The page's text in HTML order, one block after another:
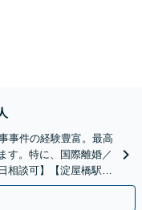
事件の経験豊富。最高
す。特に、国際離婚／
相談可】【淀屋橋駅6